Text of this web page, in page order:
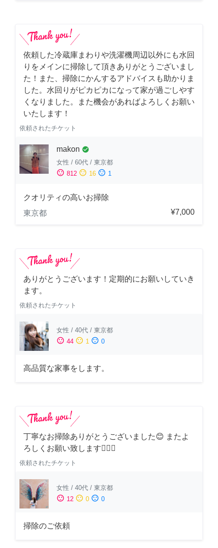
依頼した冷蔵庫まわりや洗濯機周辺以外にも水回
りをメインに掃除して頂きありがとうございまし
た！また、掃除にかんするアドバイスも助かりま
した。水回りがピカピカになって家が過ごしやす
くなりました。また機会があればよろしくお願い
いたします！
依頼されたチケット
makon check_circle
女性 / 60代 / 東京都
sentiment_satisfied 812 sentiment_neutral 16 sentiment_dissatisfied 1
クオリティの高いお掃除
東京都
¥7,000
ありがとうございます！定期的にお願いしていき
ます。
依頼されたチケット
女性 / 40代 / 東京都
sentiment_satisfied 44 sentiment_neutral 1 sentiment_dissatisfied 0
高品質な家事をします。
丁寧なお掃除ありがとうございました😊 またよ
ろしくお願い致します🙆‍♀️✨
依頼されたチケット
女性 / 40代 / 東京都
sentiment_satisfied 12 sentiment_neutral 0 sentiment_dissatisfied 0
掃除のご依頼